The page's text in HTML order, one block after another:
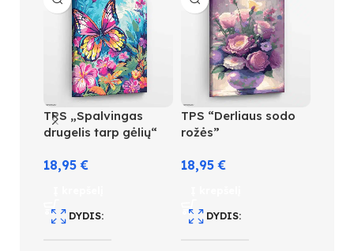
TPS „Spalvingas
drugelis tarp gėlių“
18,95€
DYDIS
TPS “Derliaus sodo
rožės”
18,95€
DYDIS